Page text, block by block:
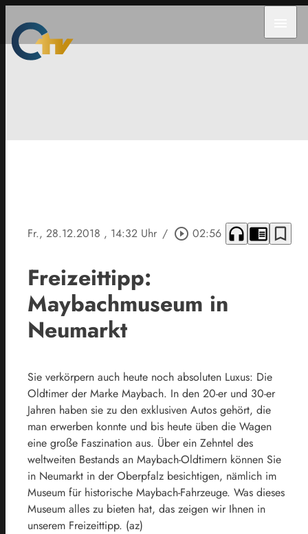
Fr., 28.12.2018 , 14:32 Uhr / play_circle_outline 02:56 headphones chrome_reader_mode bookmark_border
Freizeittipp:
Maybachmuseum in
Neumarkt
Sie verkörpern auch heute noch absoluten Luxus: Die
Oldtimer der Marke Maybach. In den 20-er und 30-er
Jahren haben sie zu den exklusiven Autos gehört, die
man erwerben konnte und bis heute üben die Wagen
eine große Faszination aus. Über ein Zehntel des
weltweiten Bestands an Maybach-Oldtimern können Sie
in Neumarkt in der Oberpfalz besichtigen, nämlich im
Museum für historische Maybach-Fahrzeuge. Was dieses
Museum alles zu bieten hat, das zeigen wir Ihnen in
unserem Freizeittipp. (az)